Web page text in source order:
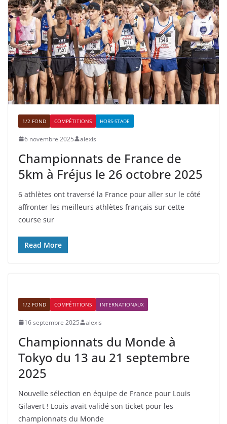
1/2 FOND COMPÉTITIONS HORS-STADE
6 novembre 2025 alexis
Championnats de France de
5km à Fréjus le 26 octobre 2025
6 athlètes ont traversé la France pour aller sur le côté
affronter les meilleurs athlètes français sur cette
course sur
Read More
1/2 FOND COMPÉTITIONS INTERNATIONAUX
16 septembre 2025 alexis
Championnats du Monde à
Tokyo du 13 au 21 septembre
2025
Nouvelle sélection en équipe de France pour Louis
Gilavert ! Louis avait validé son ticket pour les
championnats du Monde